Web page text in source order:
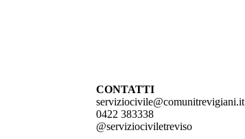
CONTATTI
serviziocivile@comunitrevigiani.it
0422 383338
@serviziociviletreviso